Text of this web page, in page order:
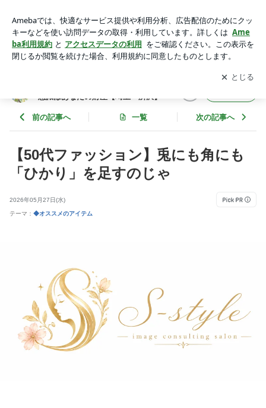
ファッション/ 美意識はあなたの財産【埼玉 所沢】
アプリをダウンロードして ブログの更新通知
を受け取りまし
ょう。
開く
意識はあなたの財産【埼玉 所沢】
前の記事へ 一覧 次の記事へ
【50代ファッション】兎にも角にも
「ひかり」を足すのじゃ
2026年05月27日(水)
テーマ： ◆オススメのアイテム